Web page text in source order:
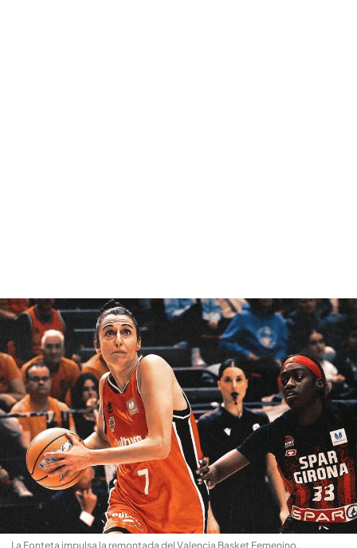
La Fonteta impulsa la remontada del Valencia Basket Femenino.